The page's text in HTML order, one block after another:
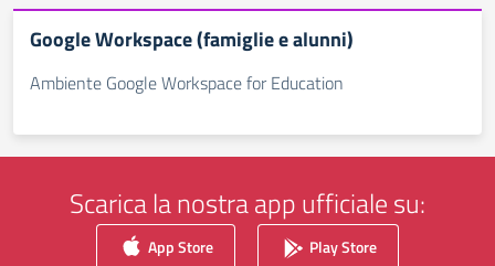
Google Workspace (famiglie e alunni)
Ambiente Google Workspace for Education
Scarica la nostra app ufficiale su:
App Store Play Store